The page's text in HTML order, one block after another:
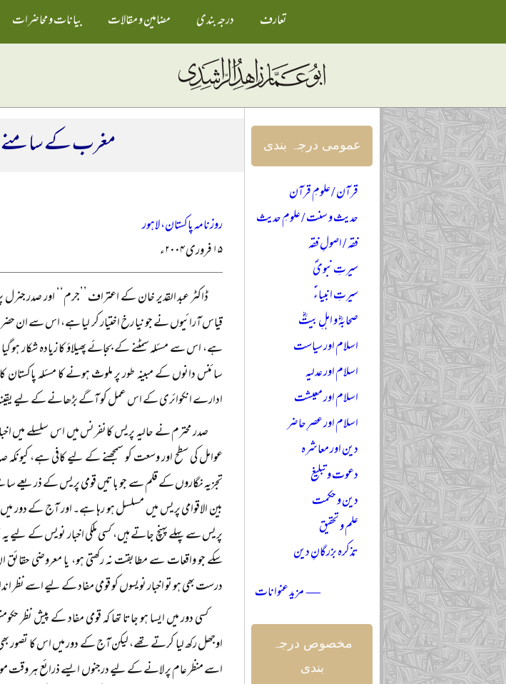
تعارف درجہ بندی مضامین و مقالات بیانات و محاضرات
مغرب کے سامنے
روزنامہ پاکستان، لاہور
۱۵ فروری ۲۰۰۴ء
ڈاکٹر عبد القدیر خان کے اعتراف ’’جرم‘‘ اور صدر
قیاس آرائیوں نے جو نیا رخ اختیار کر لیا ہے، اس سے ان
ہے، اس سے مسئلہ سمٹنے کے بجائے پھیلاؤ کا زیادہ شکار ہو
سائنس دانوں کے مبینہ طور پر ملوث ہونے کا مسئلہ پاکستان
ادارے انکوائری کے اس عمل کو آگے بڑھانے کے لیے
صدر محترم نے حالیہ پریس کانفرنس میں اس سلسلے میں
عوامل کی سطح اور وسعت کو سمجھنے کے لیے کافی ہے،
تجزیہ نگاروں کے قلم سے جو باتیں قومی پریس کے ذریعے
بین الاقوامی پریس میں مسلسل ہو رہا ہے۔ اور آج کے دور
پریس سے پہلے پہنچ جاتے ہیں، کسی ملکی اخبار نویس کے لیے
سکے جو واقعات سے مطابقت نہ رکھتی ہو، یا معروضی
درست بھی ہو تو اخبار نویسوں کو قومی مفاد کے لیے اسے نظر
کسی دور میں ایسا ہو جاتا تھا کہ قومی مفاد کے پیش
اوجھل رکھ لیا کرتے تھے، لیکن آج کے دور میں اس کا تصور بھی
اسے منظر عام پر لانے کے لیے درجنوں ایسے ذرائع ہر وقت
عمومی درجہ بندی
قرآن / علومِ قرآن
حدیث و سنت / علومِ حدیث
فقہ / اصولِ فقہ
سیرتِ نبویؐ
سیرتِ انبیاءؑ
صحابہؓ و اہلِ بیتؓ
اسلام اور سیاست
اسلام اور عدلیہ
اسلام اور معیشت
اسلام اور عصرِ حاضر
دین اور معاشرہ
دعوت و تبلیغ
دین و حکمت
علم و تحقیق
تذکرہ بزرگانِ دین
— مزید عنوانات
مخصوص درجہ
بندی